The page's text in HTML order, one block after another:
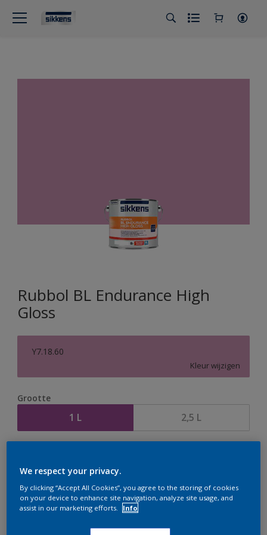
Rubbol BL Endurance High
Gloss
Y7.18.60
Kleur wijzigen
Grootte
1 L 2,5 L
te bestellen. Houd de website in de gaten, we werken
We respect your privacy.
By clicking “Accept All Cookies”, you agree to the storing of cookies
on your device to enhance site navigation, analyze site usage, and
assist in our marketing efforts.
Info